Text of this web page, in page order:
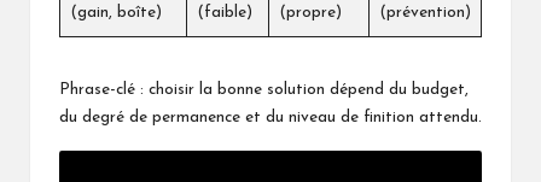
(gain, boîte)
(faible)
(propre)
(prévention)
Phrase-clé : choisir la bonne solution dépend du budget,
du degré de permanence et du niveau de finition attendu.